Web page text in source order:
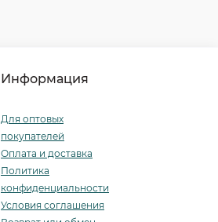
Информация
Для оптовых
покупателей
Оплата и доставка
Политика
конфиденциальности
Условия соглашения